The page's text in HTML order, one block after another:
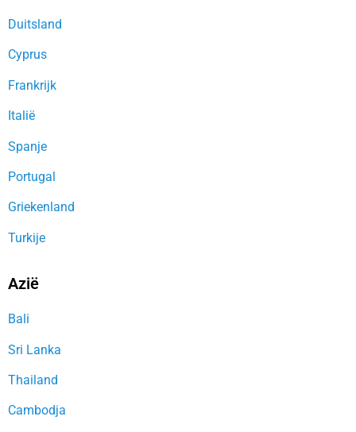
Duitsland
Cyprus
Frankrijk
Italië
Spanje
Portugal
Griekenland
Turkije
Azië
Bali
Sri Lanka
Thailand
Cambodja